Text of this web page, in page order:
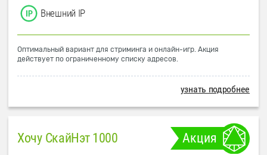
Внешний IP
Оптимальный вариант для стриминга и онлайн-игр. Акция
действует по ограниченному списку адресов.
узнать подробнее
Хочу СкайНэт 1000 Акция